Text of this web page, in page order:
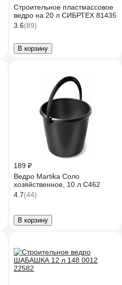
Строительное пластмассовое
ведро на 20 л СИБРТЕХ 81435
3.6(89)
В корзину
189 ₽
Ведро Martika Соло
хозяйственное, 10 л С462
4.7(44)
В корзину